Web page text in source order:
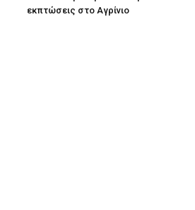
εκπτώσεις στο Αγρίνιο